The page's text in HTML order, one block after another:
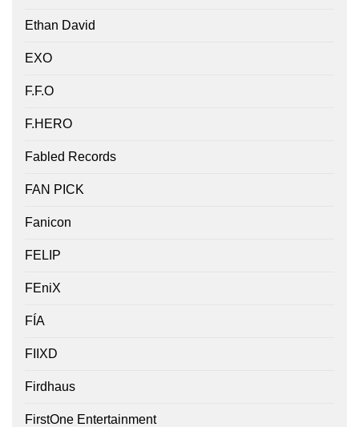
Ethan David
EXO
F.F.O
F.HERO
Fabled Records
FAN PICK
Fanicon
FELIP
FEniX
FÍA
FIIXD
Firdhaus
FirstOne Entertainment